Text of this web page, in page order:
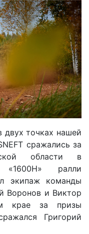
точках нашей
сражались за
области в
«1600Н» ралли
экипаж команды
Воронов и Виктор
крае за призы
Григорий